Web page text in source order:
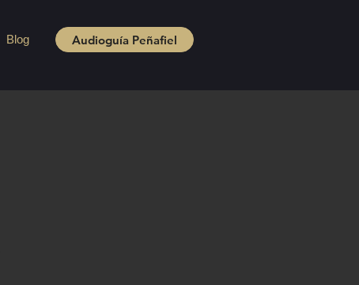
Blog Audioguía Peñafiel